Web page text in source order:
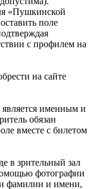
«Пушкинской
поле
с профилем на
на сайте
именным и
обязан
вместе с билетом
в зрительный зал
фотографии
фамилии и имени,